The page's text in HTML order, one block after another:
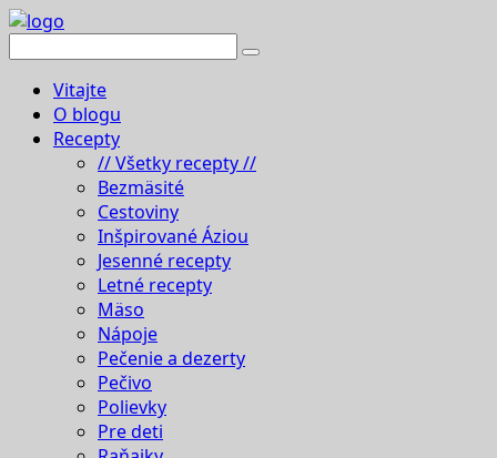
Vitajte
O blogu
Recepty
// Všetky recepty //
Bezmäsité
Cestoviny
Inšpirované Áziou
Jesenné recepty
Letné recepty
Mäso
Nápoje
Pečenie a dezerty
Pečivo
Polievky
Pre deti